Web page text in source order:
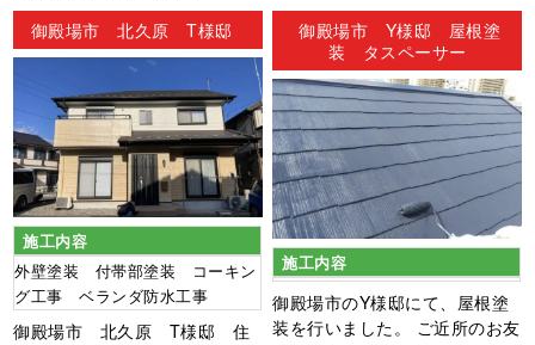
御殿場市 北久原 T様邸
施工内容
外壁塗装 付帯部塗装 コーキン
グ工事 ベランダ防水工事
御殿場市 北久原 T様邸 住
御殿場市 Y様邸 屋根塗
装 タスペーサー
施工内容
御殿場市のY様邸にて、屋根塗
装を行いました。 ご近所のお友